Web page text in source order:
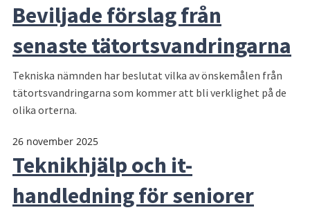
Beviljade förslag från
senaste tätortsvandringarna
Tekniska nämnden har beslutat vilka av önskemålen från
tätortsvandringarna som kommer att bli verklighet på de
olika orterna.
26 november 2025
Teknikhjälp och it-
handledning för seniorer